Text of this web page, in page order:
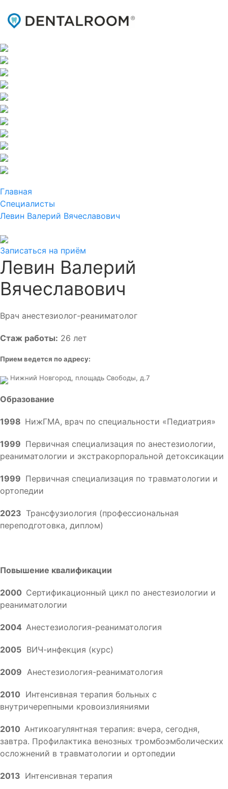
Главная
Специалисты
Левин Валерий Вячеславович
Записаться на приём
Левин Валерий
Вячеславович
Врач анестезиолог-реаниматолог
Стаж работы: 26 лет
Прием ведется по адресу:
Нижний Новгород, площадь Свободы, д.7
Образование
1998 НижГМА, врач по специальности «Педиатрия»
1999 Первичная специализация по анестезиологии,
реаниматологии и экстракорпоральной детоксикации
1999 Первичная специализация по травматологии и
ортопедии
2023 Трансфузиология (профессиональная
переподготовка, диплом)
Повышение квалификации
2000 Сертификационный цикл по анестезиологии и
реаниматологии
2004 Анестезиология-реаниматология
2005 ВИЧ-инфекция (курс)
2009 Анестезиология-реаниматология
2010 Интенсивная терапия больных с
внутричерепными кровоизлияниями
2010 Антикоагулянтная терапия: вчера, сегодня,
завтра. Профилактика венозных тромбоэмболических
осложнений в травматологии и ортопедии
2013 Интенсивная терапия